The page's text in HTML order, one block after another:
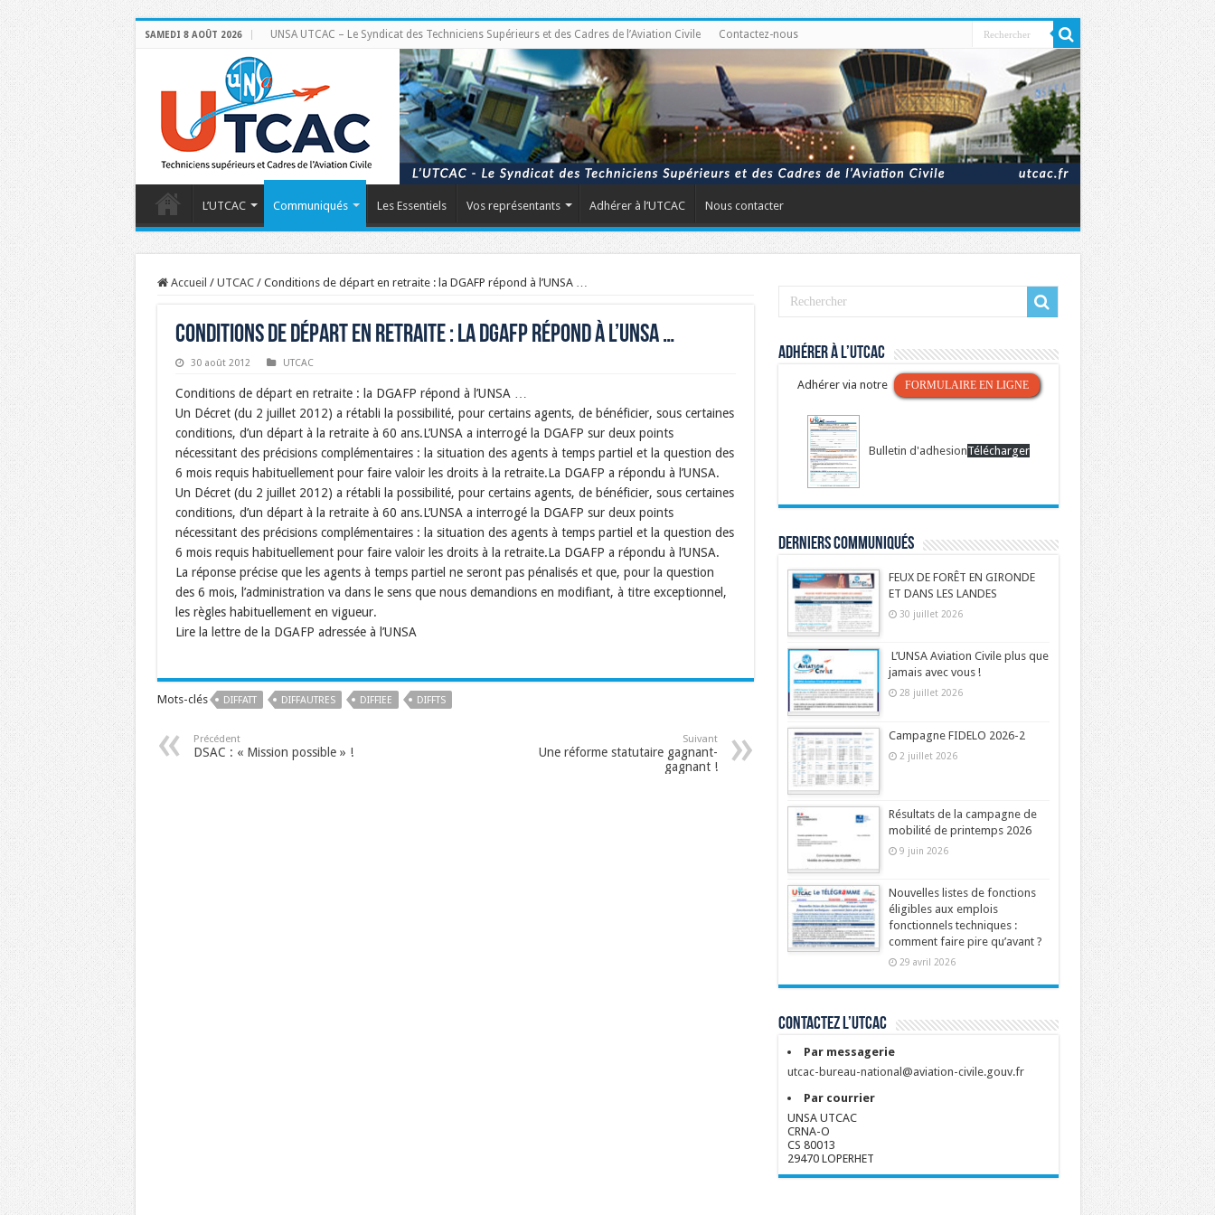
SAMEDI 8 AOÛT 2026 UNSA UTCAC – Le Syndicat des Techniciens Supérieurs et des Cadres de l’Aviation Civile Contactez-nous
L’UTCAC Communiqués Les Essentiels Vos représentants Adhérer à l’UTCAC Nous contacter
Accueil / UTCAC / Conditions de départ en retraite : la DGAFP répond à l’UNSA …
Conditions de départ en retraite : la DGAFP répond à l’UNSA …
30 août 2012 UTCAC
Conditions de départ en retraite : la DGAFP répond à l’UNSA …
Un Décret (du 2 juillet 2012) a rétabli la possibilité, pour certains agents, de bénéficier, sous certaines
conditions, d’un départ à la retraite à 60 ans.L’UNSA a interrogé la DGAFP sur deux points
nécessitant des précisions complémentaires : la situation des agents à temps partiel et la question des
6 mois requis habituellement pour faire valoir les droits à la retraite.La DGAFP a répondu à l’UNSA.
Un Décret (du 2 juillet 2012) a rétabli la possibilité, pour certains agents, de bénéficier, sous certaines
conditions, d’un départ à la retraite à 60 ans.L’UNSA a interrogé la DGAFP sur deux points
nécessitant des précisions complémentaires : la situation des agents à temps partiel et la question des
6 mois requis habituellement pour faire valoir les droits à la retraite.La DGAFP a répondu à l’UNSA.
La réponse précise que les agents à temps partiel ne seront pas pénalisés et que, pour la question
des 6 mois, l’administration va dans le sens que nous demandions en modifiant, à titre exceptionnel,
les règles habituellement en vigueur.
Lire la lettre de la DGAFP adressée à l’UNSA
Mots-clés DIFFATT DIFFAUTRES DIFFIEE DIFFTS
Précédent
DSAC : « Mission possible » !
Suivant
Une réforme statutaire gagnant-
gagnant !
Adhérer à l’UTCAC
Adhérer via notre FORMULAIRE EN LIGNE
Bulletin d'adhesionTélécharger
Derniers communiqués
FEUX DE FORÊT EN GIRONDE
ET DANS LES LANDES
30 juillet 2026
L’UNSA Aviation Civile plus que
jamais avec vous !
28 juillet 2026
Campagne FIDELO 2026-2
2 juillet 2026
Résultats de la campagne de
mobilité de printemps 2026
9 juin 2026
Nouvelles listes de fonctions
éligibles aux emplois
fonctionnels techniques :
comment faire pire qu’avant ?
29 avril 2026
Contactez l’UTCAC
Par messagerie
utcac-bureau-national@aviation-civile.gouv.fr
Par courrier
UNSA UTCAC
CRNA-O
CS 80013
29470 LOPERHET